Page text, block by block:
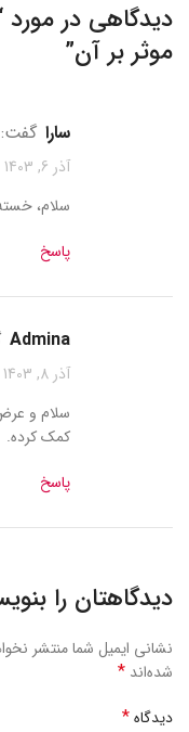
دیدگاهی در مورد
موثر بر آن”
سارا گفت:
آذر 6, 1403 در 5:41 ق.ظ
سلام،
پاسخ
admina
آذر 8, 1403 در 9:49 ق.ظ
سلام و
کمک کرده.
پاسخ
دیدگاهتان را
نشانی ایمیل شما منتشر
شده‌اند *
دیدگاه*